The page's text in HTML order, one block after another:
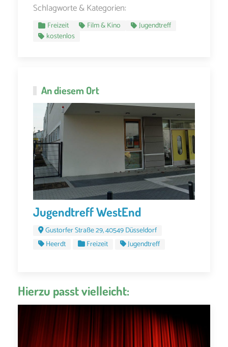
Schlagworte & Kategorien:
Freizeit Film & Kino
Jugendtreff
kostenlos
An diesem Ort
Jugendtreff WestEnd
Gustorfer Straße 29, 40549 Düsseldorf
Heerdt
Freizeit Jugendtreff
Hierzu passt vielleicht: